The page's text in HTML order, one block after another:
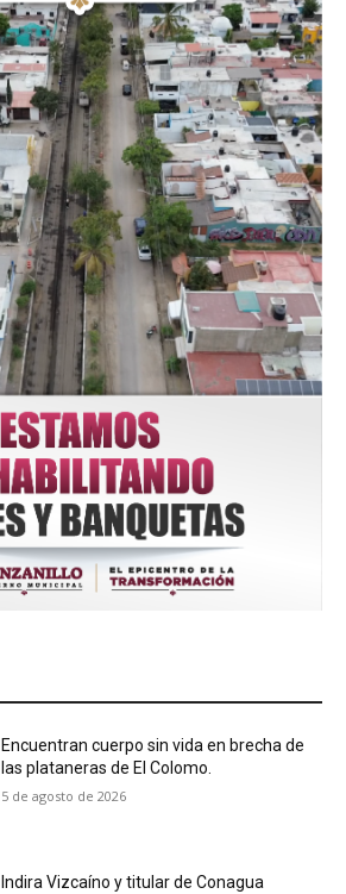
Encuentran cuerpo sin vida en brecha de
las plataneras de El Colomo.
5 de agosto de 2026
Indira Vizcaíno y titular de Conagua